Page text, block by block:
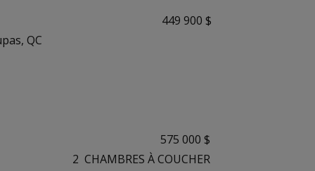
QC
449 900 $
575 000 $
2 CHAMBRES À COUCHER